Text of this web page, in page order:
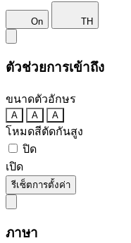
On TH
ตัวช่วยการเข้าถึง
ขนาดตัวอักษร
A A A
โหมดสีตัดกันสูง
ปิด
เปิด
รีเซ็ตการตั้งค่า
ภาษา